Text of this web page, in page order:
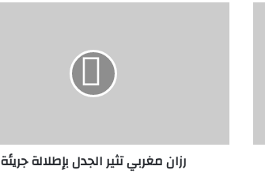
ي
رزان مغربي تثير الجدل بإطلالة جريئة